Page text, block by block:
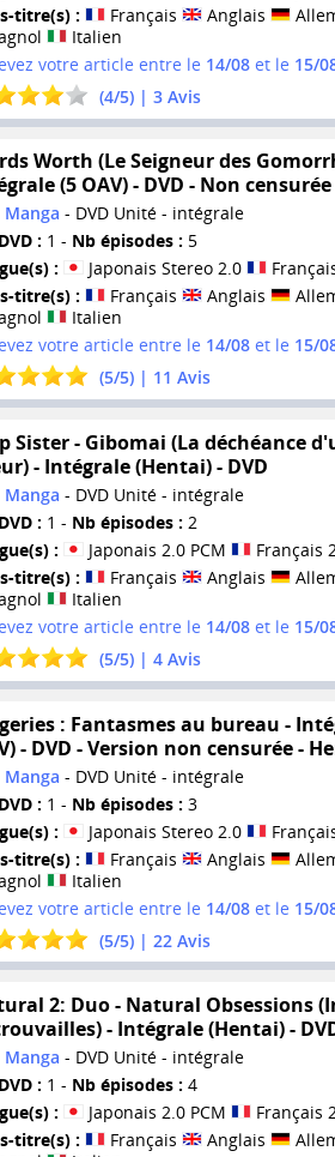
titre(s) :
Français Anglais
Italien
votre article entre le 14/08et le 15/
(4/5) | 3Avis
Worth (Le Seigneur des
(5 OAV) - DVD - Non censurée
- DVD Unité - intégrale
: 1 - Nb épisodes : 5
:
Japonais Stereo 2.0
titre(s) :
Français Anglais
Italien
votre article entre le 14/08et le 15/
(5/5) | 11 Avis
Sister - Gibomai (La déchéance
- Intégrale (Hentai) - DVD
- DVD Unité - intégrale
: 1 - Nb épisodes : 2
:
Japonais 2.0 PCM
Français
titre(s) :
Français Anglais
Italien
votre article entre le 14/08et le 15/
(5/5) | 4Avis
: Fantasmes au bureau -
- DVD - Version non censurée -
- DVD Unité - intégrale
: 1 - Nb épisodes : 3
:
Japonais Stereo 2.0
titre(s) :
Français Anglais
Italien
votre article entre le 14/08et le 15/
(5/5) | 22Avis
2: Duo - Natural Obsessions
- Intégrale (Hentai) -
- DVD Unité - intégrale
: 1 - Nb épisodes : 4
:
Japonais 2.0 PCM
Français
titre(s) :
Français Anglais